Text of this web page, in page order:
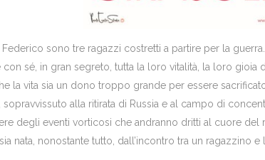
sono tre ragazzi costretti a partire per la
sé, in gran segreto, tutta la loro vitalità, la loro gioia
la vita sia un dono troppo grande per essere
sopravvissuto alla ritirata di Russia e al campo di
degli eventi vorticosi che andranno dritti al cuore del
nata, nonostante tutto, dall’incontro tra un ragazzino e